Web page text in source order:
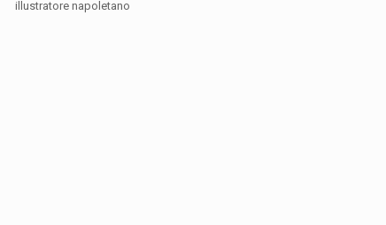
illustratore napoletano